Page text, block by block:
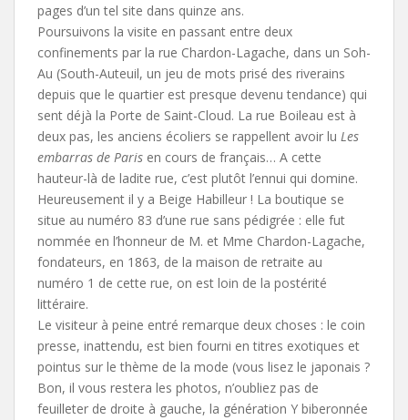
pages d’un tel site dans quinze ans.
Poursuivons la visite en passant entre deux
confinements par la rue Chardon-Lagache, dans un Soh-
Au (South-Auteuil, un jeu de mots prisé des riverains
depuis que le quartier est presque devenu tendance) qui
sent déjà la Porte de Saint-Cloud. La rue Boileau est à
deux pas, les anciens écoliers se rappellent avoir lu Les
embarras de Paris en cours de français… A cette
hauteur-là de ladite rue, c’est plutôt l’ennui qui domine.
Heureusement il y a Beige Habilleur ! La boutique se
situe au numéro 83 d’une rue sans pédigrée : elle fut
nommée en l’honneur de M. et Mme Chardon-Lagache,
fondateurs, en 1863, de la maison de retraite au
numéro 1 de cette rue, on est loin de la postérité
littéraire.
Le visiteur à peine entré remarque deux choses : le coin
presse, inattendu, est bien fourni en titres exotiques et
pointus sur le thème de la mode (vous lisez le japonais ?
Bon, il vous restera les photos, n’oubliez pas de
feuilleter de droite à gauche, la génération Y biberonnée